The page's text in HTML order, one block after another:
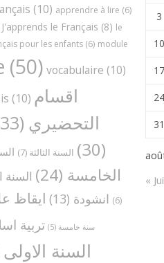
(10) apprendre à lire (6)
J'apprends le Français (8) le
pour les enfants (6) module
(50) vocabulaire (10)
(10) اقسام
التحضيري (33)
(30)
السنة الثالثة (7)
الخامسة (24)
(6)
انشودة (13) ايقاظ
سنة خامسة (5) تربية
السنة الاولى
3
10
17
24
31
«